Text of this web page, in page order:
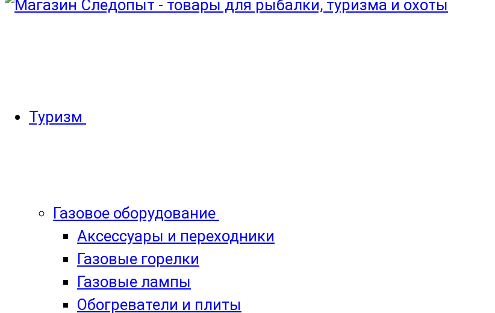
Туризм
Газовое оборудование
Аксессуары и переходники
Газовые горелки
Газовые лампы
Обогреватели и плиты